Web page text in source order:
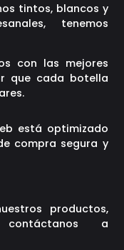
tintos, blancos y
tenemos
con las mejores
que cada botella
está optimizado
compra segura y
productos,
a